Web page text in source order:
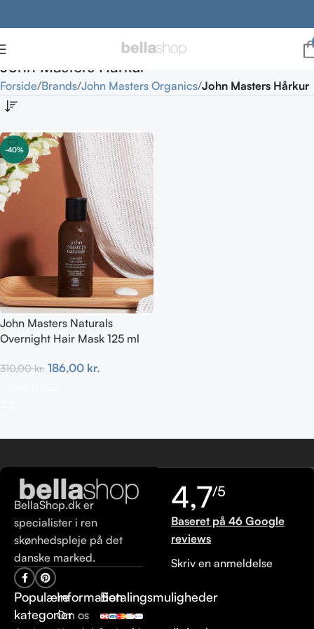
John Masters Hårkur
Forside Brands John Masters Organics John Masters Hårkur
-40%
John Masters Naturals
Overnight Hair Mask 125 ml
310,00kr. 186,00 kr.
BellaShop.dk er
specialister i ren
skønhedspleje på det
danske marked.
Populære
kategorier
Information
Om os
Betalingsmuligheder
4,7/5
Baseret på 46 Google
reviews
Skriv en anmeldelse